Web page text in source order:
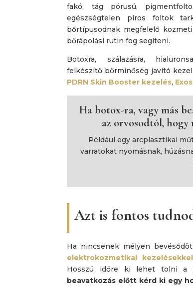
fakó, tág pórusú,
egészségtelen piros foltok
bőrtípusodnak megfelelő
bőrápolási rutin fog segíteni.
Botoxra, szálazásra,
felkészítő bőrminőség javító
PDRN Skin Booster kezelés,
Ha botox-ra, vagy más
az orvosodtól,
Például egy arcplasztikai
varratokat nyomásnak,
Azt is fontos
Ha nincsenek mélyen
elektrokozmetikai kezelésekkel
Hosszú időre ki lehet tolni a
beavatkozás előtt kérd ki egy